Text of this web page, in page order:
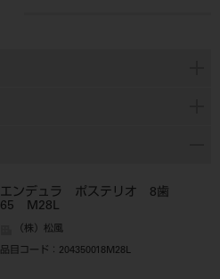
エンデュラ ポステリオ 8歯
65 M28L
（株）松風
品目コード ：204350018M28L